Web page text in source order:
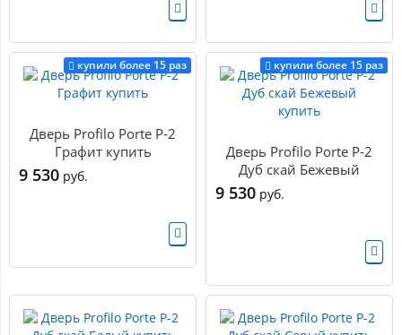
купили более 15 раз
Дверь Profilo Porte P-2
Графит купить
9 530 руб.
купили более 15 раз
Дверь Profilo Porte P-2
Дуб скай Бежевый
купить
9 530 руб.